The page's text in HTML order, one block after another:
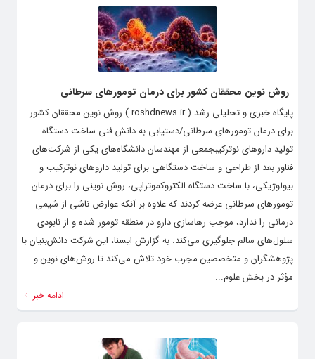
روش نوین محققان کشور برای درمان تومورهای سرطانی
پایگاه خبری و تحلیلی رشد ( roshdnews.ir ) روش نوین محققان کشور
برای درمان تومورهای سرطانی/دستیابی به دانش فنی ساخت دستگاه
تولید داروهای نوترکیبجمعی از مهندسان دانشگاه‌های یکی از شرکت‌های
فناور بعد از طراحی و ساخت دستگاهی برای تولید داروهای نوترکیب و
بیولوژیکی، با ساخت دستگاه الکتروکموتراپی، روش نوینی را برای درمان
تومورهای سرطانی عرضه کردند که علاوه بر آنکه عوارض ناشی از شیمی
درمانی را ندارد، موجب رهاسازی دارو در منطقه تومور شده و از نابودی
سلول‌های سالم جلوگیری می‌کند. به گزارش ایسنا، این شرکت دانش‌بنیان با
پژوهشگران و متخصصین مجرب خود تلاش می‌کند تا روش‌های نوین و
مؤثر در بخش علوم...
ادامه خبر